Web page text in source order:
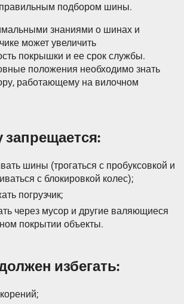
правильным подбором шины.
знаниями о шинах и
может увеличить
покрышки и ее срок службы.
положения необходимо знать
работающему на вилочном
запрещается:
шины (трогаться с пробуксовкой и
с блокировкой колес);
погрузчик;
через мусор и другие валяющиеся
покрытии объекты.
избегать: